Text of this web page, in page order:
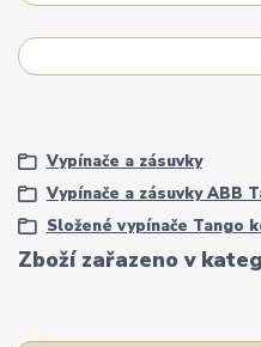
Zboží zařazeno v
Vypínače a zásuvky
Vypínače a zásuvky ABB
Složené vypínače Tango